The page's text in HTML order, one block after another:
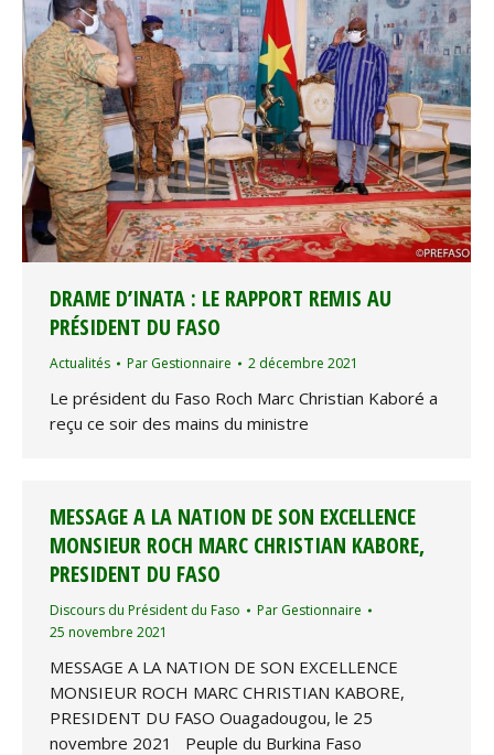
DRAME D’INATA : LE RAPPORT REMIS AU
PRÉSIDENT DU FASO
Actualités Par Gestionnaire 2 décembre 2021
Le président du Faso Roch Marc Christian Kaboré a
reçu ce soir des mains du ministre
MESSAGE A LA NATION DE SON EXCELLENCE
MONSIEUR ROCH MARC CHRISTIAN KABORE,
PRESIDENT DU FASO
Discours du Président du Faso Par Gestionnaire
25 novembre 2021
MESSAGE A LA NATION DE SON EXCELLENCE
MONSIEUR ROCH MARC CHRISTIAN KABORE,
PRESIDENT DU FASO Ouagadougou, le 25
novembre 2021 Peuple du Burkina Faso